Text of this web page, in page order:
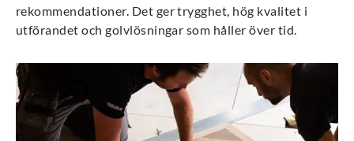
rekommendationer. Det ger trygghet, hög kvalitet i
utförandet och golvlösningar som håller över tid.